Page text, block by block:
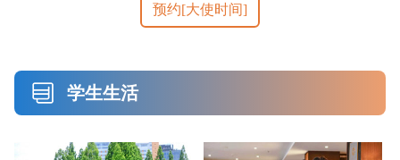
预约[大使时间]
学生生活